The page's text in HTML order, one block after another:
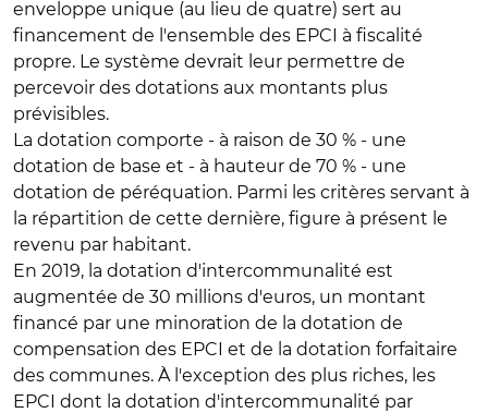
enveloppe unique (au lieu de quatre) sert au
financement de l'ensemble des EPCI à fiscalité
propre. Le système devrait leur permettre de
percevoir des dotations aux montants plus
prévisibles.
La dotation comporte - à raison de 30 % - une
dotation de base et - à hauteur de 70 % - une
dotation de péréquation. Parmi les critères servant à
la répartition de cette dernière, figure à présent le
revenu par habitant.
En 2019, la dotation d'intercommunalité est
augmentée de 30 millions d'euros, un montant
financé par une minoration de la dotation de
compensation des EPCI et de la dotation forfaitaire
des communes. À l'exception des plus riches, les
EPCI dont la dotation d'intercommunalité par